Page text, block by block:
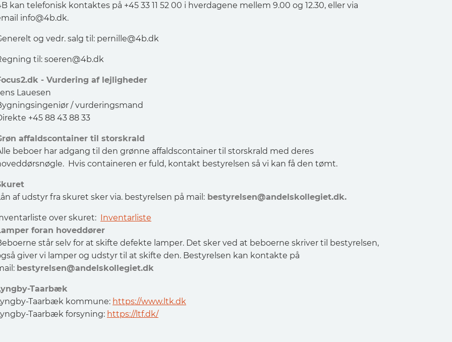
kan telefonisk kontaktes på +45 33 11 52 00 i hverdagene mellem 9.00 og 12.30, eller via
info@4b.dk.
og vedr. salg til: pernille@4b.dk
til: soeren@4b.dk
- Vurdering af lejligheder
Lauesen
/ vurderingsmand
+45 88 43 88 33
affaldscontainer til storskrald
beboer har adgang til den grønne affaldscontainer til storskrald med deres
Hvis containeren er fuld, kontakt bestyrelsen så vi kan få den tømt.
af udstyr fra skuret sker via. bestyrelsen på mail: bestyrelsen@andelskollegiet.dk.
over skuret: Inventarliste
foran hoveddører
står selv for at skifte defekte lamper. Det sker ved at beboerne skriver til bestyrelsen,
giver vi lamper og udstyr til at skifte den. Bestyrelsen kan kontakte på
bestyrelsen@andelskollegiet.dk
Taarbæk
Taarbæk kommune: https://www.ltk.dk
Taarbæk forsyning: https://ltf.dk/